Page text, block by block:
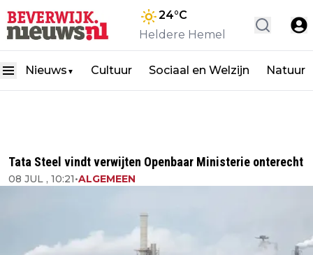
24°C
Heldere Hemel
Nieuws ▼ Cultuur Sociaal en Welzijn Natuur
Tata Steel vindt verwijten Openbaar Ministerie onterecht
08 JUL , 10:21•ALGEMEEN